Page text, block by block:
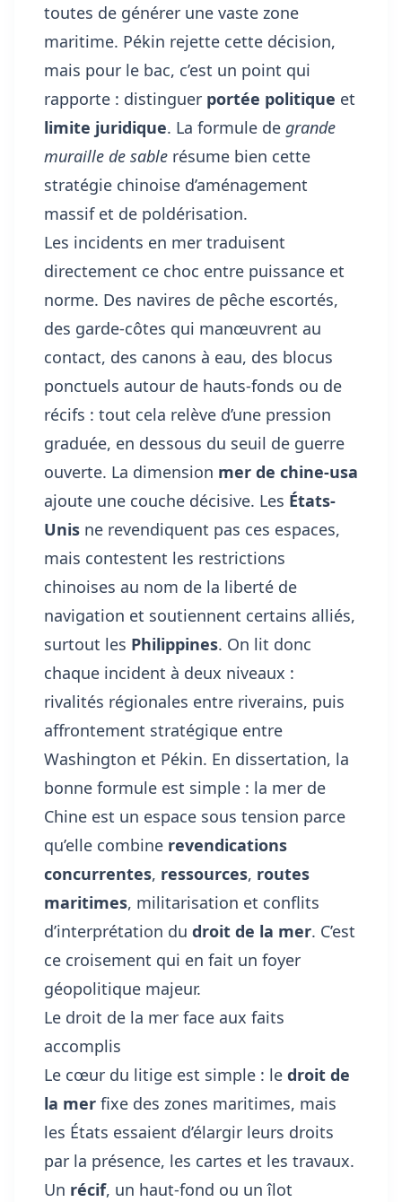
toutes de générer une vaste zone
maritime. Pékin rejette cette décision,
mais pour le bac, c’est un point qui
rapporte : distinguer portée politique et
limite juridique. La formule de grande
muraille de sable résume bien cette
stratégie chinoise d’aménagement
massif et de poldérisation.
Les incidents en mer traduisent
directement ce choc entre puissance et
norme. Des navires de pêche escortés,
des garde-côtes qui manœuvrent au
contact, des canons à eau, des blocus
ponctuels autour de hauts-fonds ou de
récifs : tout cela relève d’une pression
graduée, en dessous du seuil de guerre
ouverte. La dimension mer de chine-usa
ajoute une couche décisive. Les États-
Unis ne revendiquent pas ces espaces,
mais contestent les restrictions
chinoises au nom de la liberté de
navigation et soutiennent certains alliés,
surtout les Philippines. On lit donc
chaque incident à deux niveaux :
rivalités régionales entre riverains, puis
affrontement stratégique entre
Washington et Pékin. En dissertation, la
bonne formule est simple : la mer de
Chine est un espace sous tension parce
qu’elle combine revendications
concurrentes, ressources, routes
maritimes, militarisation et conflits
d’interprétation du droit de la mer. C’est
ce croisement qui en fait un foyer
géopolitique majeur.
Le droit de la mer face aux faits
accomplis
Le cœur du litige est simple : le droit de
la mer fixe des zones maritimes, mais
les États essaient d’élargir leurs droits
par la présence, les cartes et les travaux.
Un récif, un haut-fond ou un îlot